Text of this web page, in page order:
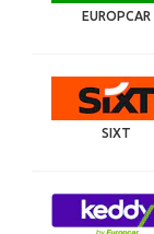
EUROPCAR
SIXT